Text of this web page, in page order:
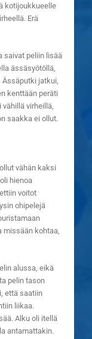
kotijoukkueelle
Erä
saivat peliin lisää
ässäsyötöllä,
jatkui,
kenttään peräti
virheillä,
saakka ei ollut.
vähän kaksi
hienoa
voitot
ohipelejä
missään kohtaa,
alussa, eikä
pelin tason
että saatiin
liikaa.
Alku oli itellä
antamattakin.